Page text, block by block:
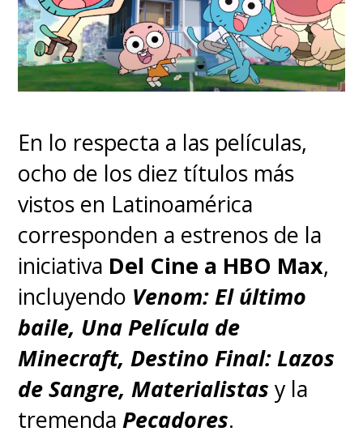
En lo respecta a las películas,
ocho de los diez títulos más
vistos en Latinoamérica
corresponden a estrenos de la
iniciativa Del Cine a HBO Max,
incluyendo Venom: El último
baile, Una Película de
Minecraft, Destino Final: Lazos
de Sangre, Materialistas y la
tremendaPecadores.